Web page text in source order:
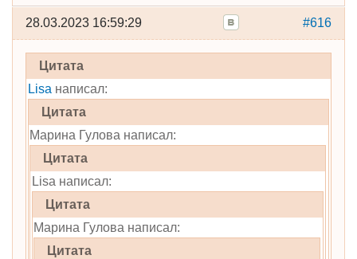
#616
28.03.2023 16:59:29
Цитата
Lisa написал:
Цитата
Марина Гулова написал:
Цитата
Lisa написал:
Цитата
Марина Гулова написал:
Цитата